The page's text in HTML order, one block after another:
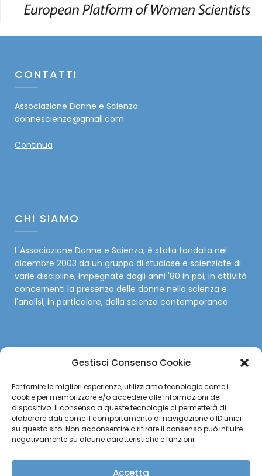
Gestisci Consenso Cookie
Per fornire le migliori esperienze, utilizziamo tecnologie come i
cookie per memorizzare e/o accedere alle informazioni del
dispositivo. Il consenso a queste tecnologie ci permetterà di
elaborare dati come il comportamento di navigazione o ID unici
su questo sito. Non acconsentire o ritirare il consenso può influire
negativamente su alcune caratteristiche e funzioni.
Accetta
CONTATTI
Associazione Donne e Scienza
donnescienza@gmail.com
Continua
CHI SIAMO
L'Associazione Donne e Scienza, è stata fondata nel
dicembre 2003 da un gruppo di studiose e scienziate di
varie discipline, impegnate dagli anni '80 in poi, in attività
concernenti la presenza delle donne nella scienza e
l'analisi, in particolare, della scienza contemporanea
Facebook
Twitter